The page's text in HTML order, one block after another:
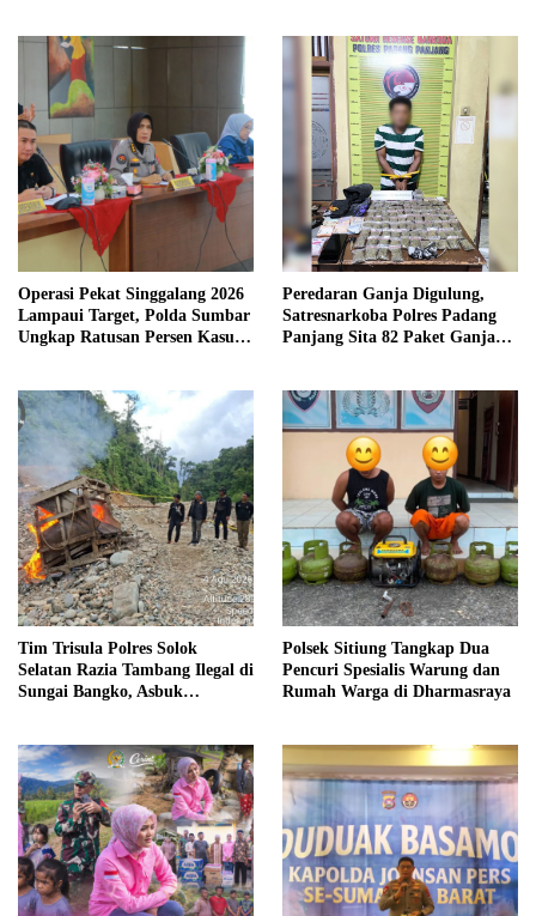
Operasi Pekat Singgalang 2026
Lampaui Target, Polda Sumbar
Ungkap Ratusan Persen Kasus
Peredaran Ganja Digulung,
Satresnarkoba Polres Padang
Panjang Sita 82 Paket Ganja
Tim Trisula Polres Solok
Selatan Razia Tambang Ilegal di
Sungai Bangko, Asbuk
Polsek Sitiung Tangkap Dua
Pencuri Spesialis Warung dan
Rumah Warga di Dharmasraya